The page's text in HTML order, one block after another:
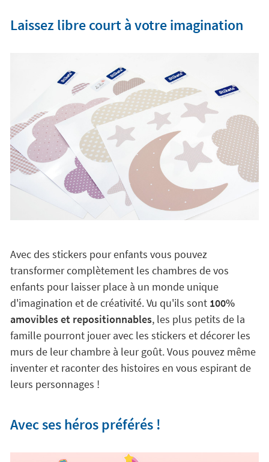
Laissez libre court à votre imagination
Avec des stickers pour enfants vous pouvez
transformer complètement les chambres de vos
enfants pour laisser place à un monde unique
d'imagination et de créativité. Vu qu'ils sont 100%
amovibles et repositionnables, les plus petits de la
famille pourront jouer avec les stickers et décorer les
murs de leur chambre à leur goût. Vous pouvez même
inventer et raconter des histoires en vous espirant de
leurs personnages !
Avec ses héros préférés !